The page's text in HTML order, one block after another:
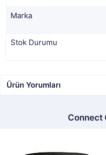
Marka
Stok Durumu
Ürün Yorumları
Connect